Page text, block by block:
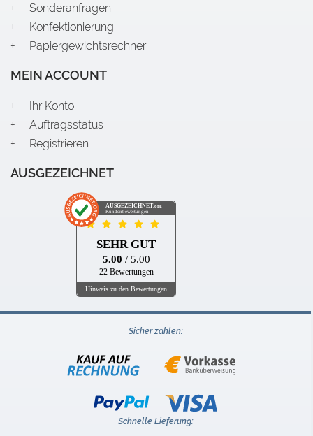
Sonderanfragen
Konfektionierung
Papiergewichtsrechner
MEIN ACCOUNT
Ihr Konto
Auftragsstatus
Registrieren
AUSGEZEICHNET
AUSGEZEICHNET .org
Kundenbewertungen
SEHR GUT
5.00 / 5.00
22 Bewertungen
Hinweis zu den Bewertungen
Sicher zahlen:
Schnelle Lieferung: